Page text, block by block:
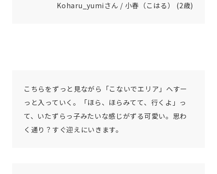
Koharu_yumiさん / 小春（こはる） (2歳)
こちらをずっと見ながら「こないでエリア」へすー
っと入っていく。「ほら、ほらみてて、行くよ」っ
て、いたずらっ子みたいな感じがずる可愛い。思わ
く通り？すぐ迎えにいきます。